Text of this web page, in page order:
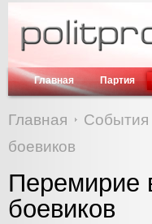
Главная Партия
Главная События
боевиков
Перемирие
боевиков